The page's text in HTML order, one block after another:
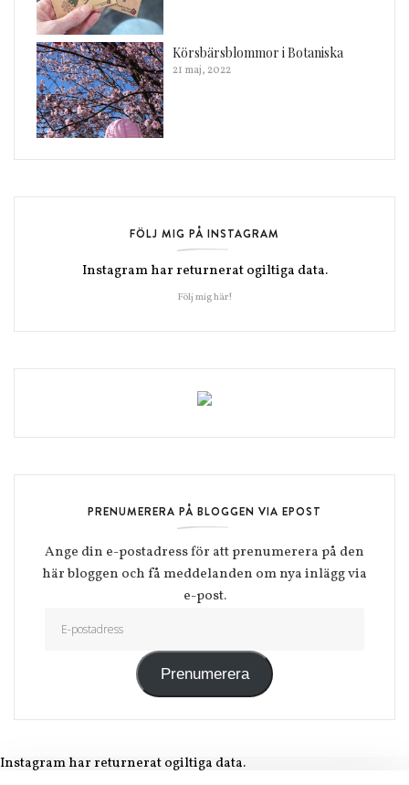
Körsbärsblommor i Botaniska
21 maj, 2022
FÖLJ MIG PÅ INSTAGRAM
Instagram har returnerat ogiltiga data.
Följ mig här!
PRENUMERERA PÅ BLOGGEN VIA EPOST
Ange din e-postadress för att prenumerera på den
här bloggen och få meddelanden om nya inlägg via
e-post.
Prenumerera
Instagram har returnerat ogiltiga data.